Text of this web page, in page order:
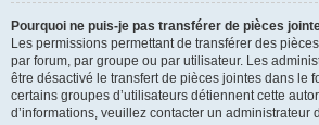
Pourquoi ne puis-je pas transférer de pièces
Les permissions permettant de transférer des
par forum, par groupe ou par utilisateur. Les
être désactivé le transfert de pièces jointes dans le
certains groupes d’utilisateurs détiennent cette
d’informations, veuillez contacter un administrateur